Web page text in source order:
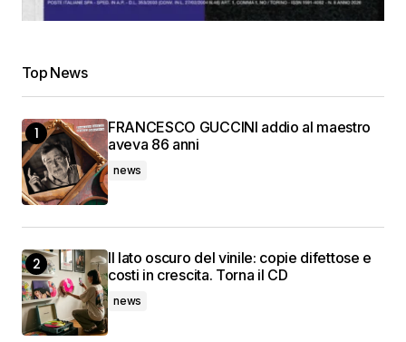
Top News
FRANCESCO GUCCINI addio al maestro
aveva 86 anni
news
Il lato oscuro del vinile: copie difettose e
costi in crescita. Torna il CD
news